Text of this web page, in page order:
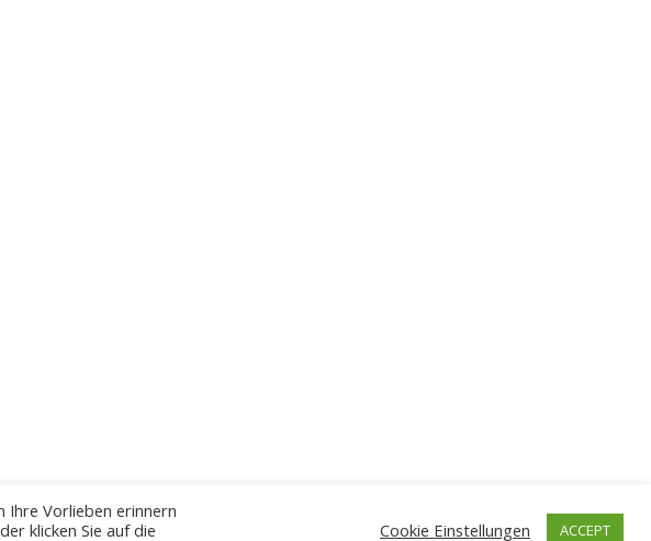
Ihre Vorlieben erinnern
klicken Sie auf die
Cookie Einstellungen ACCEPT